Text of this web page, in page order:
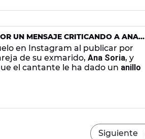
UN MENSAJE CRITICANDO A ANA
en Instagram al publicar por
de su exmarido, Ana Soria, y
el cantante le ha dado un anillo
Siguiente